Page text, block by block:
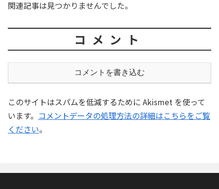
関連記事は見つかりませんでした。
コメント
コメントを書き込む
このサイトはスパムを低減するために Akismet を使って
います。 コメントデータの処理方法の詳細はこちらをご覧
ください。